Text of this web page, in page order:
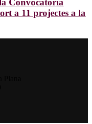
Convocatòria
a 11 projectes a la